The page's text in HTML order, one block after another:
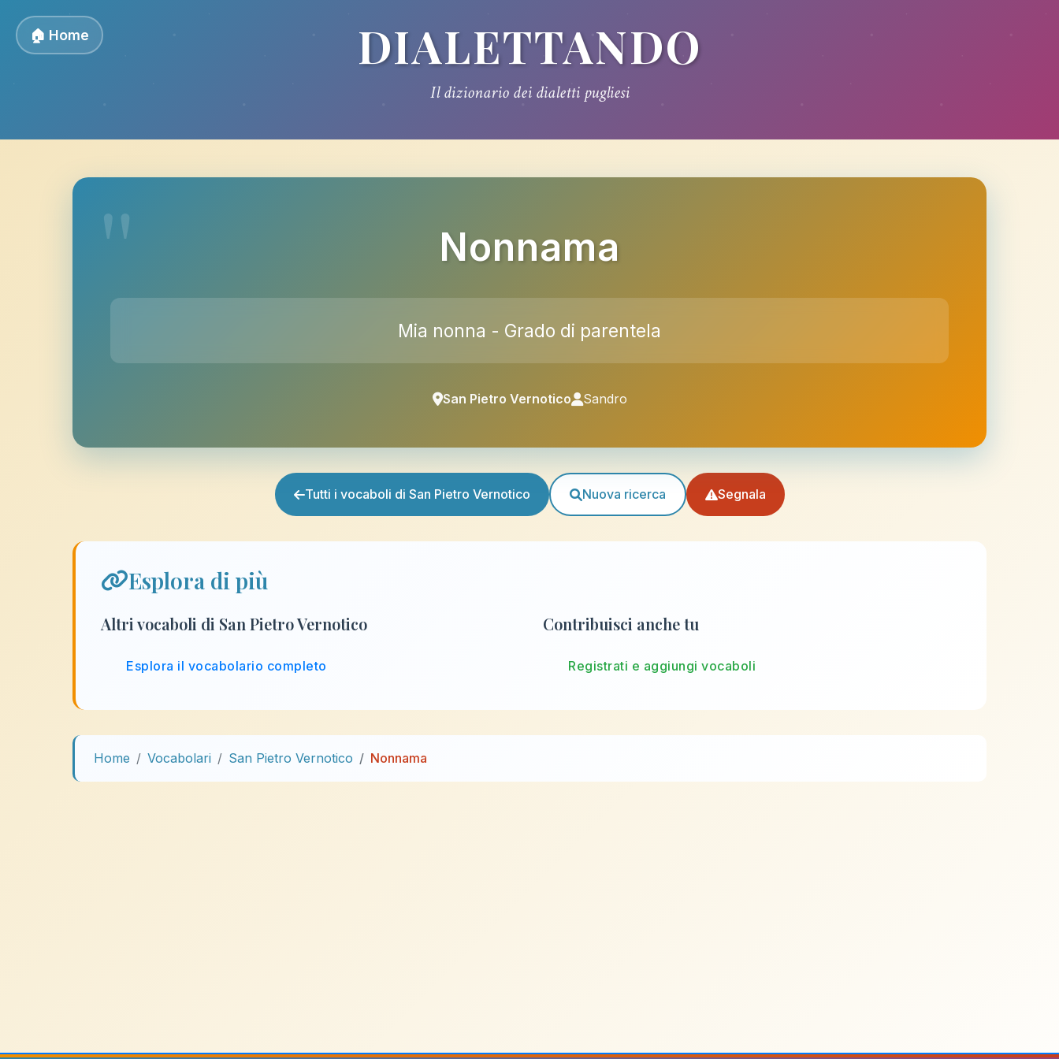
🏠 Home DIALETTANDO
Il dizionario dei dialetti pugliesi
Nonnama
Mia nonna - Grado di parentela
San Pietro Vernotico Sandro
Tutti i vocaboli di San Pietro Vernotico Nuova ricerca Segnala
Esplora di più
Altri vocaboli di San Pietro Vernotico
Esplora il vocabolario completo
Contribuisci anche tu
Registrati e aggiungi vocaboli
Home Vocabolari San Pietro Vernotico Nonnama